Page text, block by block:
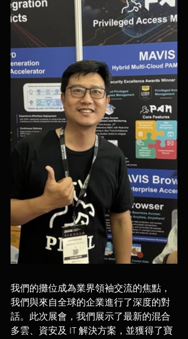
我們的攤位成為業界領袖交流的焦點，
我們與來自全球的企業進行了深度的對
話。此次展會，我們展示了最新的混合
多雲、資安及 IT 解決方案，並獲得了寶